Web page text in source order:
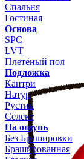
Спальня
Гостиная
Основа
SPC
LVT
Плетёный пол
Подложка
Кантри
Натур
Рустик
Селект
На ощупь
Без Брашировки
Брашированная